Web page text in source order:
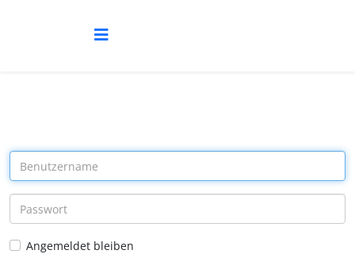
Angemeldet bleiben